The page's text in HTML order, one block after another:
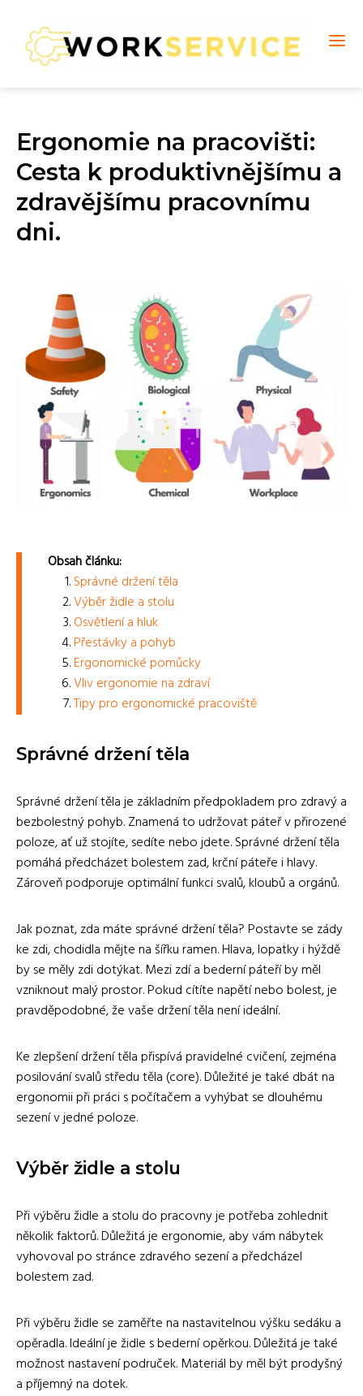
Ergonomie na pracovišti:
Cesta k produktivnějšímu a
zdravějšímu pracovnímu
dni.
Obsah článku:
Správné držení těla
Výběr židle a stolu
Osvětlení a hluk
Přestávky a pohyb
Ergonomické pomůcky
Vliv ergonomie na zdraví
Tipy pro ergonomické pracoviště
Správné držení těla
Správné držení těla je základním předpokladem pro zdravý a
bezbolestný pohyb. Znamená to udržovat páteř v přirozené
poloze, ať už stojíte, sedíte nebo jdete. Správné držení těla
pomáhá předcházet bolestem zad, krční páteře i hlavy.
Zároveň podporuje optimální funkci svalů, kloubů a orgánů.
Jak poznat, zda máte správné držení těla? Postavte se zády
ke zdi, chodidla mějte na šířku ramen. Hlava, lopatky i hýždě
by se měly zdi dotýkat. Mezi zdí a bederní páteří by měl
vzniknout malý prostor. Pokud cítíte napětí nebo bolest, je
pravděpodobné, že vaše držení těla není ideální.
Ke zlepšení držení těla přispívá pravidelné cvičení, zejména
posilování svalů středu těla (core). Důležité je také dbát na
ergonomii při práci s počítačem a vyhýbat se dlouhému
sezení v jedné poloze.
Výběr židle a stolu
Při výběru židle a stolu do pracovny je potřeba zohlednit
několik faktorů. Důležitá je ergonomie, aby vám nábytek
vyhovoval po stránce zdravého sezení a předcházel
bolestem zad.
Při výběru židle se zaměřte na nastavitelnou výšku sedáku a
opěradla. Ideální je židle s bederní opěrkou. Důležitá je také
možnost nastavení područek. Materiál by měl být prodyšný
a příjemný na dotek.